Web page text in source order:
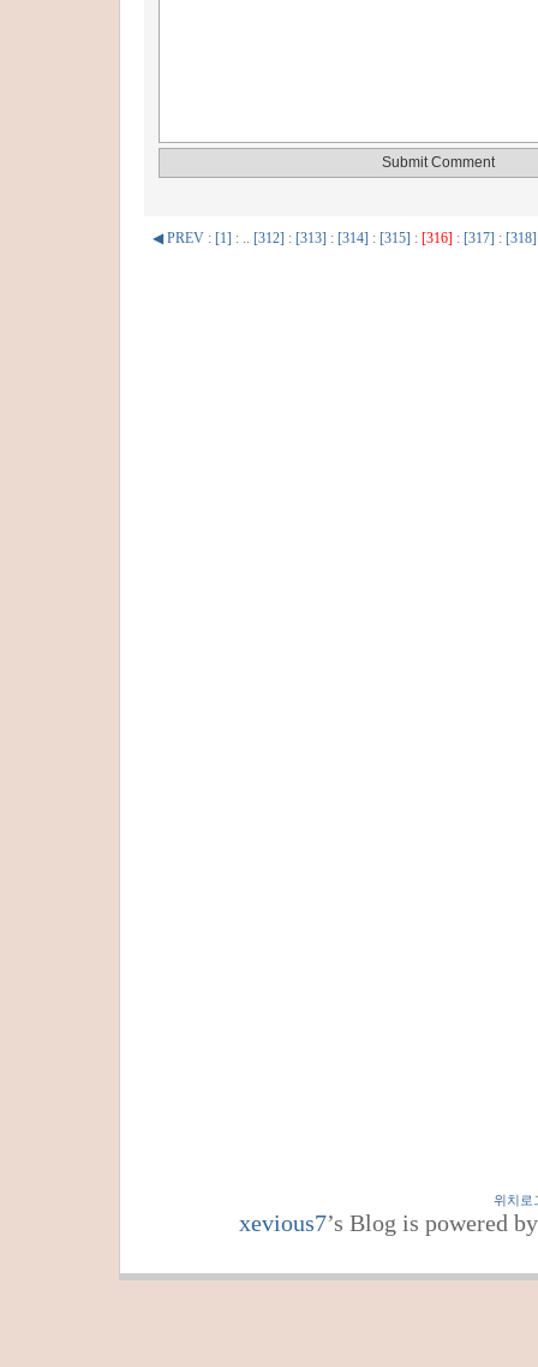
◀ PREV : [1] : .. [312] : [313] : [314] : [315] : [316] : [317] : [318]
위치로
xevious7’s Blog is powered